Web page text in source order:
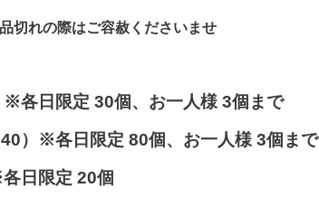
切れの際はご容赦くださいませ
各日限定 30個、お一人様 3個まで
）※各日限定 80個、お一人様 3個まで
日限定 20個